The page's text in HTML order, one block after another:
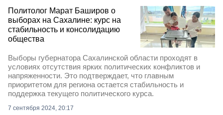
Политолог Марат Баширов о
выборах на Сахалине: курс на
стабильность и консолидацию
общества
Выборы губернатора Сахалинской области проходят в
условиях отсутствия ярких политических конфликтов и
напряженности. Это подтверждает, что главным
приоритетом для региона остается стабильность и
поддержка текущего политического курса.
7 сентября 2024, 20:17